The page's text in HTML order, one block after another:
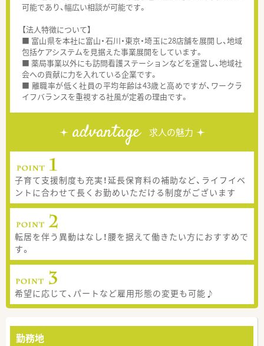
可能であり、幅広い相談が可能です。
【法人特徴について】
■ 富山県を本社に富山・石川・東京・埼玉に28店舗を展開し、地域
包括ケアシステムを見据えた事業展開をしています。
■ 薬局事業以外にも訪問看護ステーションなどを運営し、地域社
会への貢献に力を入れている企業です。
■ 離職率が低く社員の平均年齢は43歳と高めですが、ワークラ
イフバランスを重視する社風が定着の理由です。
advantage 求人の魅力
子育て支援制度も充実！延長保育料の補助など、ライフイベ
ントに合わせて長くお勤めいただける制度がございます
転居を伴う異動はなし！腰を据えて働きたい方におすすめで
す。
希望に応じて、パートなど雇用形態の変更も可能♪
勤務地